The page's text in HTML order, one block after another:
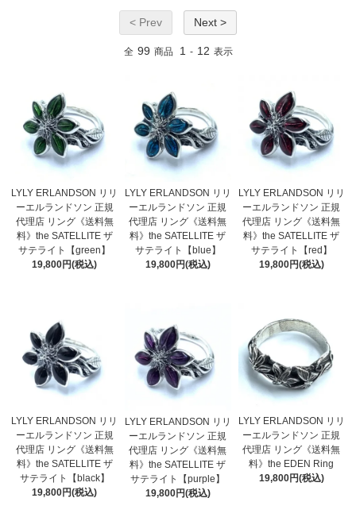
< Prev Next >
全 99 商品 1 - 12 表示
LYLY ERLANDSON リリ
ーエルランドソン 正規
代理店 リング《送料無
料》the SATELLITE ザ
サテライト【green】
19,800円(税込)
LYLY ERLANDSON リリ
ーエルランドソン 正規
代理店 リング《送料無
料》the SATELLITE ザ
サテライト【blue】
19,800円(税込)
LYLY ERLANDSON リリ
ーエルランドソン 正規
代理店 リング《送料無
料》the SATELLITE ザ
サテライト【red】
19,800円(税込)
LYLY ERLANDSON リリ
ーエルランドソン 正規
代理店 リング《送料無
料》the SATELLITE ザ
サテライト【black】
19,800円(税込)
LYLY ERLANDSON リリ
ーエルランドソン 正規
代理店 リング《送料無
料》the SATELLITE ザ
サテライト【purple】
19,800円(税込)
LYLY ERLANDSON リリ
ーエルランドソン 正規
代理店 リング《送料無
料》the EDEN Ring
19,800円(税込)